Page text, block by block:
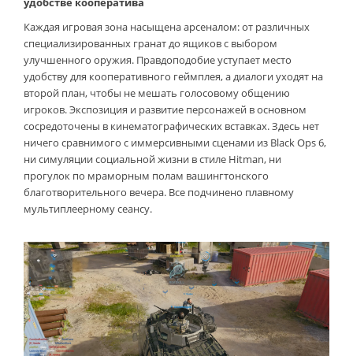
Каждая игровая зона насыщена арсеналом: от различных
специализированных гранат до ящиков с выбором
улучшенного оружия. Правдоподобие уступает место
удобству для кооперативного геймплея, а диалоги уходят на
второй план, чтобы не мешать голосовому общению
игроков. Экспозиция и развитие персонажей в основном
сосредоточены в кинематографических вставках. Здесь нет
ничего сравнимого с иммерсивными сценами из Black Ops 6,
ни симуляции социальной жизни в стиле Hitman, ни
прогулок по мраморным полам вашингтонского
благотворительного вечера. Все подчинено плавному
мультиплеерному сеансу.